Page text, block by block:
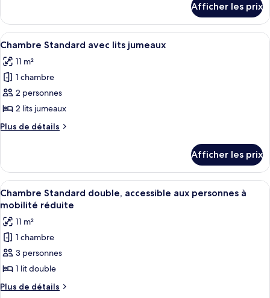
Chambre
triple
Standard
Chambre
triple
Standard
Afficher les prix
Afficher
toutes
les
photos
pour
ce
type
de
Chambre
Standard
avec
lits
jumeaux
Un lit double avec du linge de lit
4
Chambre Standard avec lits jumeaux
11 m²
1 chambre
2 personnes
2 lits jumeaux
Plus de détails
Plus
Chambre
Standard
avec
lits
Afficher les prix
Afficher
toutes
les
photos
pour
ce
type
de
Une chambre d’hôtel avec un lit, un
5
Chambre Standard double, accessible aux personnes à
mobilité réduite
11 m²
1 chambre
3 personnes
1 lit double
Plus de détails
Plus